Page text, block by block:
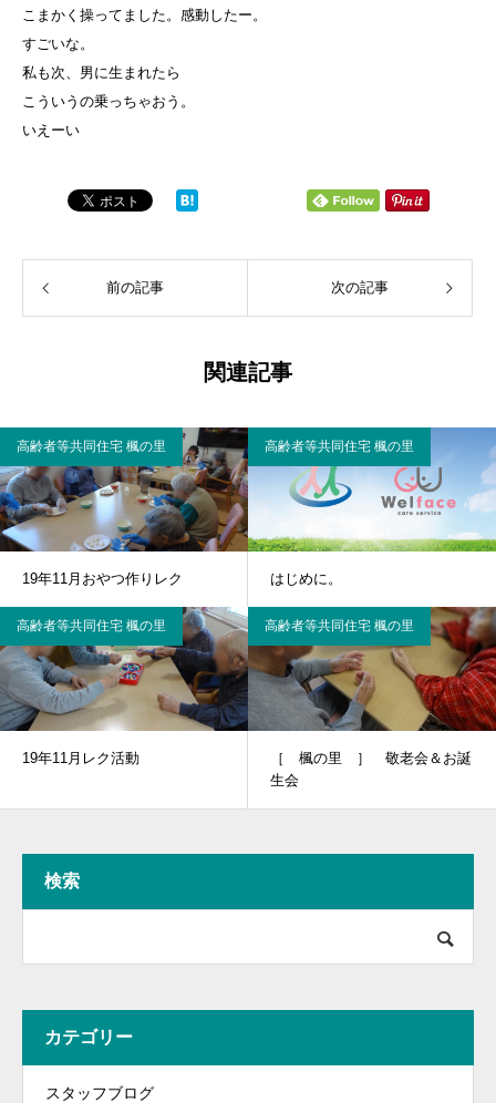
こまかく操ってました。感動したー。
すごいな。
私も次、男に生まれたら
こういうの乗っちゃおう。
いえーい
前の記事 次の記事
関連記事
高齢者等共同住宅 楓の里
19年11月おやつ作りレク
高齢者等共同住宅 楓の里
はじめに。
高齢者等共同住宅 楓の里
19年11月レク活動
高齢者等共同住宅 楓の里
［ 楓の里 ］ 敬老会＆お誕
生会
検索
カテゴリー
スタッフブログ